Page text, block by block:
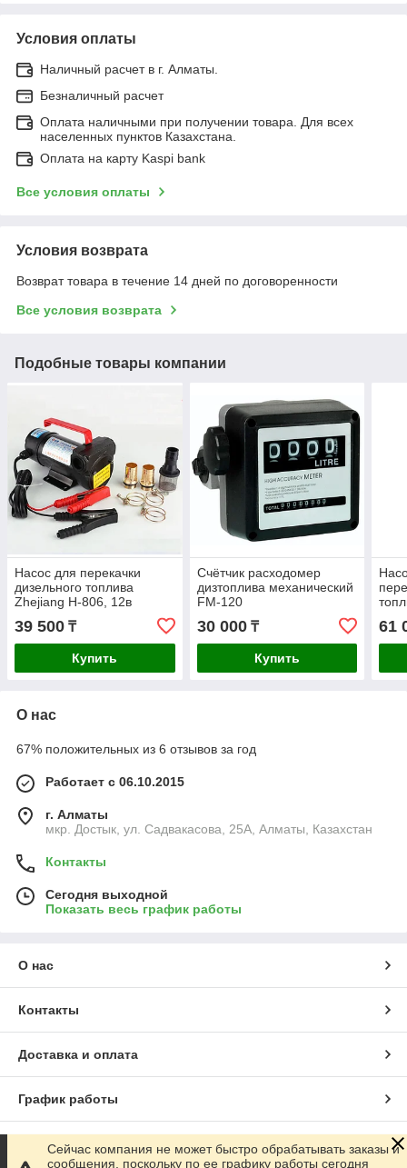
Условия оплаты
Наличный расчет в г. Алматы.
Безналичный расчет
Оплата наличными при получении товара. Для всех
населенных пунктов Казахстана.
Оплата на карту Kaspi bank
Все условия оплаты
Условия возврата
Возврат товара в течение 14 дней по договоренности
Все условия возврата
Подобные товары компании
Насос для перекачки
дизельного топлива
Zhejiang H-806, 12в
39 500 ₸
Купить
Счётчик расходомер
дизтоплива механический
FM-120
30 000₸
Купить
61
О нас
67% положительных из 6 отзывов за год
Работает с 06.10.2015
г. Алматы
мкр. Достык, ул. Садвакасова, 25А, Алматы, Казахстан
Контакты
Сегодня выходной
Показать весь график работы
О нас
Контакты
Доставка и оплата
График работы
Полная версия сайта
Сейчас компания не может быстро обрабатывать заказы и
сообщения, поскольку по ее графику работы сегодня